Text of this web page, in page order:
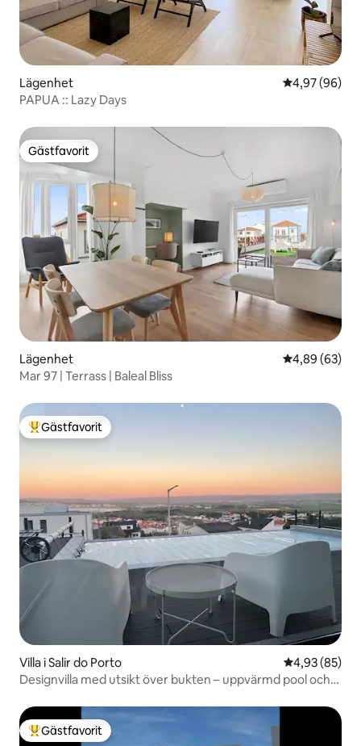
Lägenhet 4,97 av 5 i
4,97 (96)
PAPUA :: Lazy Days
Gästfavorit
Gästfavorit
Lägenhet 4,89 av 5 i
4,89 (63)
Mar 97 | Terrass | Baleal Bliss
Populär gästfavorit
Gästfavorit
Villa i Salir do Porto 4,93 av 5 i
4,93 (85)
Designvilla med utsikt över bukten – uppvärmd pool och
Populär gästfavorit
Gästfavorit